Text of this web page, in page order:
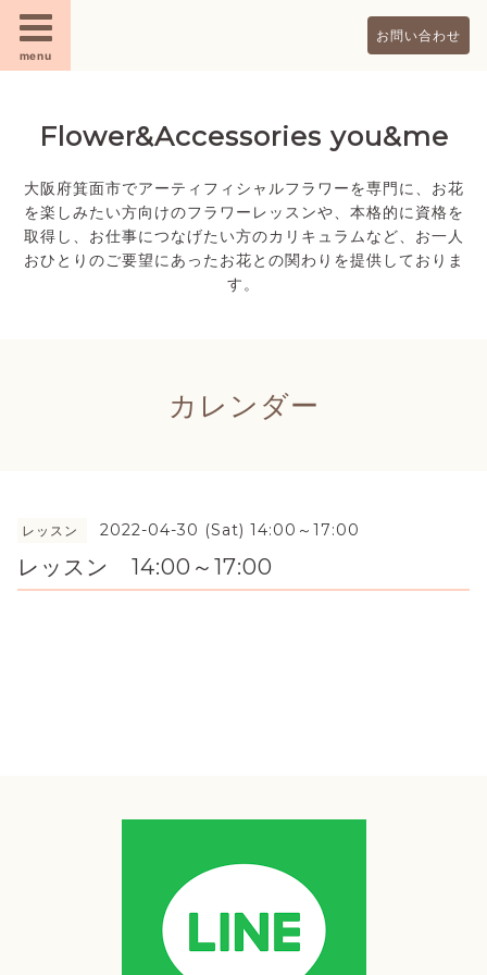
menu
お問い合わせ
Flower&Accessories you&me
大阪府箕面市でアーティフィシャルフラワーを専門に、お花
を楽しみたい方向けのフラワーレッスンや、本格的に資格を
取得し、お仕事につなげたい方のカリキュラムなど、お一人
おひとりのご要望にあったお花との関わりを提供しておりま
す。
カレンダー
レッスン 2022-04-30 (Sat) 14:00～17:00
レッスン 14:00～17:00